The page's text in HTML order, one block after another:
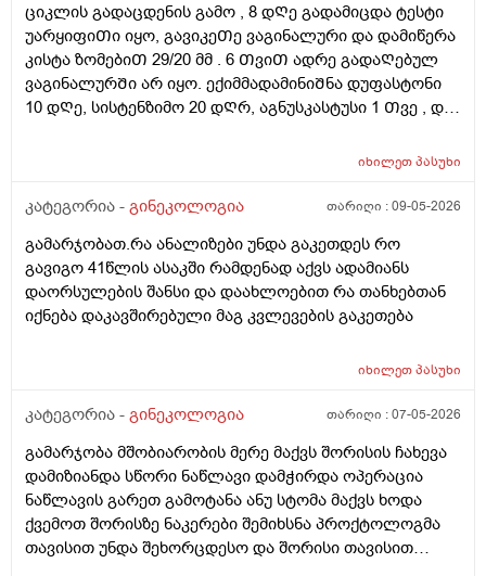
ციკლის გადაცდენის გამო , 8 დᲦე გადამიცდა ტესტი
უარყიფიᲗი იყო, გავიკეᲗე ვაგინალური და დამიწერა
კისტა ზომებიᲗ 29/20 მმ . 6 ᲗვიᲗ ადრე გადაᲦებულ
ვაგინალურᲨი არ იყო. ექიმმადამინიᲨნა დუფასტონი
10 დᲦე, სისტენზიმო 20 დᲦრ, აგნუსკასტუსი 1 Თვე , და
რამდენადსაყურადᲦებოა და Თუ დაეხმარება ეს
იხილეთპასუხი
კატეგორია - გინეკოლოგია თარიღი :09-05-2026
გამარჯობათ.რა ანალიზები უნდა გაკეთდეს რო
გავიგო 41წლის ასაკში რამდენად აქვს ადამიანს
დაორსულების შანსი და დაახლოებით რა თანხებთან
იქნება დაკავშირებული მაგ კვლევების გაკეთება
იხილეთპასუხი
კატეგორია - გინეკოლოგია თარიღი :07-05-2026
გამარჯობა მშობიარობის მერე მაქვს შორისის ჩახევა
დამიზიანდა სწორი ნაწლავი დამჭირდა ოპერაცია
ნაწლავის გარეთ გამოტანა ანუ სტომა მაქვს ხოდა
ქვემოთ შორისზე ნაკერები შემიხსნა პროქტოლოგმა
თავისით უნდა შეხორცდესო და შორისი თავისით